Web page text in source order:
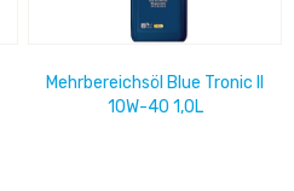
Mehrbereichsöl Blue Tronic II
10W-40 1,0L